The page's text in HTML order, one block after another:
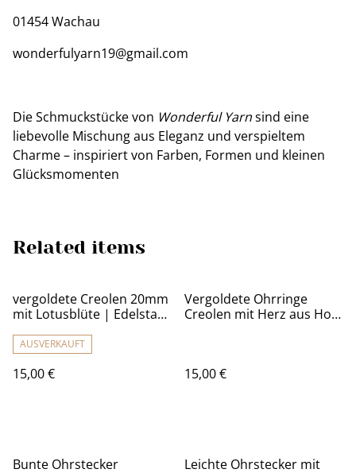
01454 Wachau
wonderfulyarn19@gmail.com
Die Schmuckstücke von Wonderful Yarnsind eine
liebevolle Mischung aus Eleganz und verspieltem
Charme – inspiriert von Farben, Formen und kleinen
Glücksmomenten
Related items
vergoldete Creolen 20mm
mit Lotusblüte | Edelstahl
AUSVERKAUFT
15,00 €
Vergoldete Ohrringe
Creolen mit Herz aus Holz
15,00 €
Bunte Ohrstecker
Leichte Ohrstecker mit